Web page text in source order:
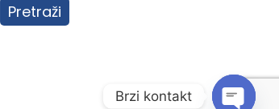
Pretraži
Brzi kontakt